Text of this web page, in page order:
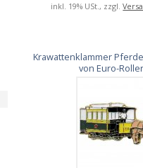
inkl. 19% USt., zzgl.
Krawattenklammer
von Euro-